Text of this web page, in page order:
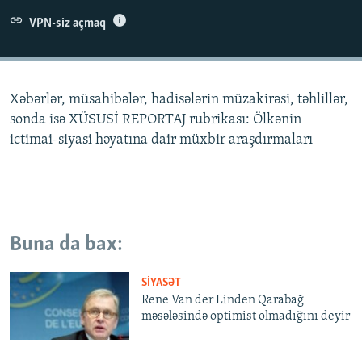
İNFOQRAFIKA
AZƏRBAYCAN ƏDƏBIYYATI KITABXANASI
MISSIYAMIZ
AZADLIQRADIOSU MOBIL TELEFONUNUZDA
BIZIMLƏ ƏLAQƏ
BIZI IZLƏ
RFE/RL-in bütün saytları
VPN-siz açmaq
Xəbərlər, müsahibələr, hadisələrin müzakirəsi, təhlillər,
sonda isə XÜSUSİ REPORTAJ rubrikası: Ölkənin
ictimai-siyasi həyatına dair müxbir araşdırmaları
Buna da bax:
SIYASƏT
Rene Van der Linden Qarabağ
məsələsində optimist olmadığını deyir